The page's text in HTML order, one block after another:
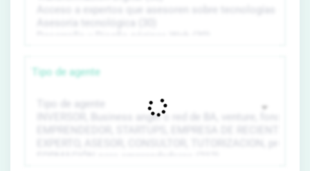
Tipo de agente